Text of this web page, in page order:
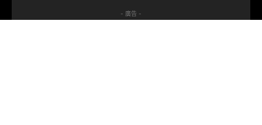
- 廣告 -